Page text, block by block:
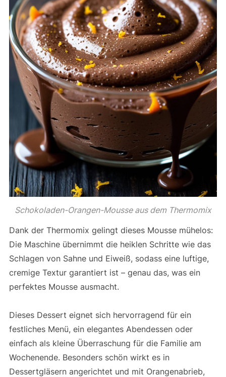
Schokoladen-Orangen-Mousse aus dem Thermomix
Dank der Thermomix gelingt dieses Mousse mühelos:
Die Maschine übernimmt die heiklen Schritte wie das
Schlagen von Sahne und Eiweiß, sodass eine luftige,
cremige Textur garantiert ist – genau das, was ein
perfektes Mousse ausmacht.
Dieses Dessert eignet sich hervorragend für ein
festliches Menü, ein elegantes Abendessen oder
einfach als kleine Überraschung für die Familie am
Wochenende. Besonders schön wirkt es in
Dessertgläsern angerichtet und mit Orangenabrieb,